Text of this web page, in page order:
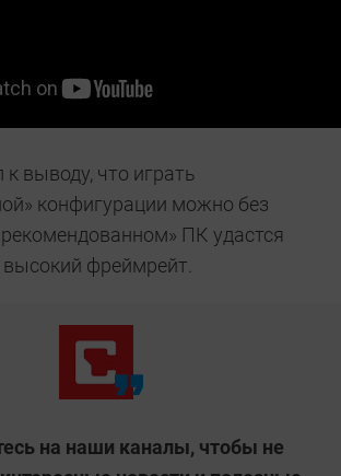
выводу, что играть
конфигурации можно без
ПК удастся
фреймрейт.
на наши каналы, чтобы не